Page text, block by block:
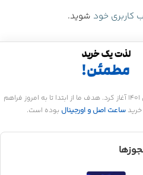
کاربری خود شوید.
مجموعه ساعت جَم فعالیت خود را از سال 1401 آغاز کرد. هدف ما از ابتدا تا به امروز فراهم
ساعت اصل و اورجینال بوده است.